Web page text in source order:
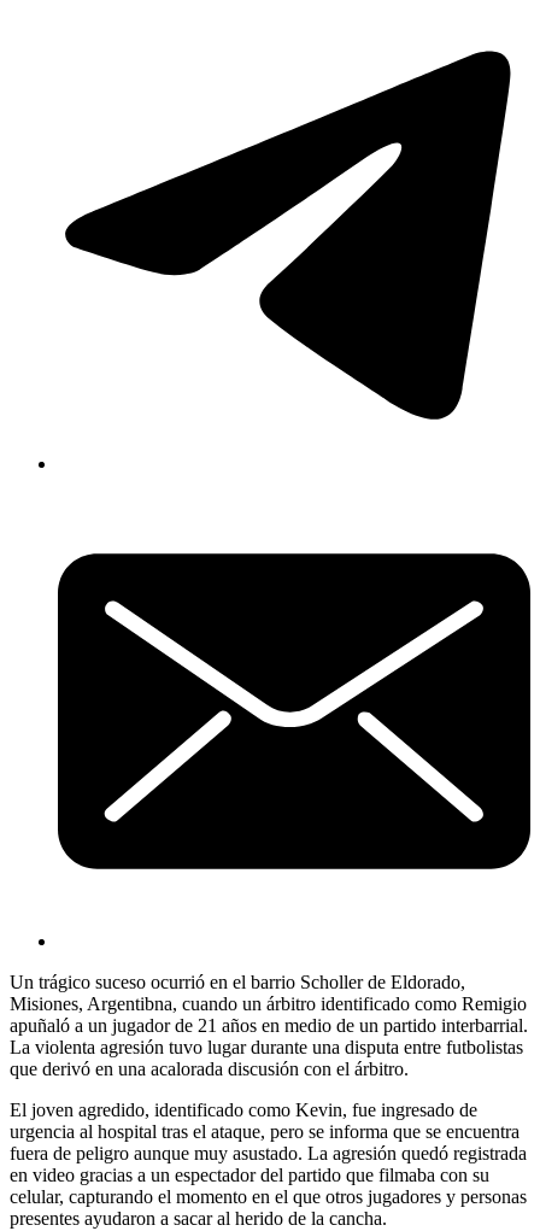
Un trágico suceso ocurrió en el barrio Scholler de Eldorado,
Misiones, Argentibna, cuando un árbitro identificado como Remigio
apuñaló a un jugador de 21 años en medio de un partido interbarrial.
La violenta agresión tuvo lugar durante una disputa entre futbolistas
que derivó en una acalorada discusión con el árbitro.
El joven agredido, identificado como Kevin, fue ingresado de
urgencia al hospital tras el ataque, pero se informa que se encuentra
fuera de peligro aunque muy asustado. La agresión quedó registrada
en video gracias a un espectador del partido que filmaba con su
celular, capturando el momento en el que otros jugadores y personas
presentes ayudaron a sacar al herido de la cancha.